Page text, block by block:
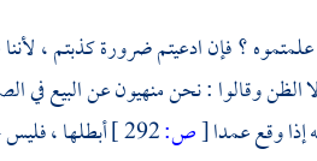
؟ فإن ادعيتم ضرورة كذبتم ،
الظن وقالوا : نحن منهيون عن البيع في
إذا وقع عمدا[ص:
أبطلها ،